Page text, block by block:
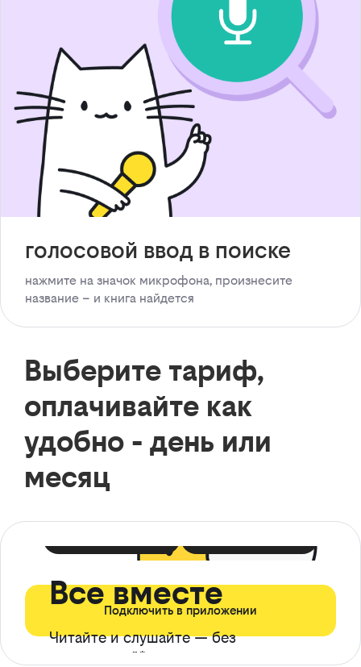
голосовой ввод в поиске
нажмите на значок микрофона, произнесите
название – и книга найдется
Выберите тариф,
оплачивайте как
удобно - день или
месяц
Все вместе
Читайте и слушайте — без
ограничений*
Подключить в приложении